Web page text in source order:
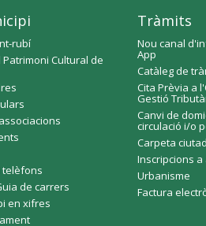
rubí
Cultural de
telèfons
de carrers
en xifres
Tràmits
Nou canal
App
Catàleg de
Cita Prèvia a
Gestió
Canvi de
circulació i/o
Carpeta
Inscripcions
Urbanisme
Factura